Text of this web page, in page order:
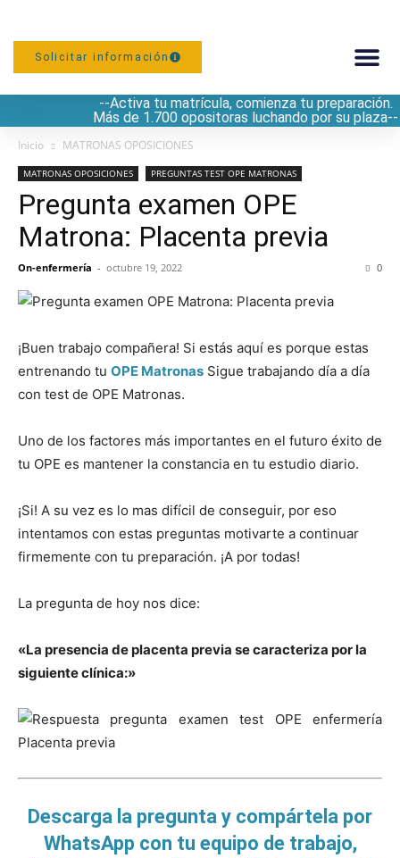
Solicitar información
--Activa tu matrícula, comienza tu preparación.
Más de 1.700 opositoras luchando por su plaza--
Inicio MATRONAS OPOSICIONES
MATRONAS OPOSICIONES PREGUNTAS TEST OPE MATRONAS
Pregunta examen OPE
Matrona: Placenta previa
On-enfermería - octubre 19, 2022 0
¡Buen trabajo compañera! Si estás aquí es porque estas
entrenando tu OPE Matronas Sigue trabajando día a día
con test de OPE Matronas.
Uno de los factores más importantes en el futuro éxito de
tu OPE es mantener la constancia en tu estudio diario.
¡Si! A su vez es lo mas difícil de conseguir, por eso
intentamos con estas preguntas motivarte a continuar
firmemente con tu preparación. ¡A por todas!
La pregunta de hoy nos dice:
«La presencia de placenta previa se caracteriza por la
siguiente clínica:»
Descarga la pregunta y compártela por
WhatsApp con tu equipo de trabajo,